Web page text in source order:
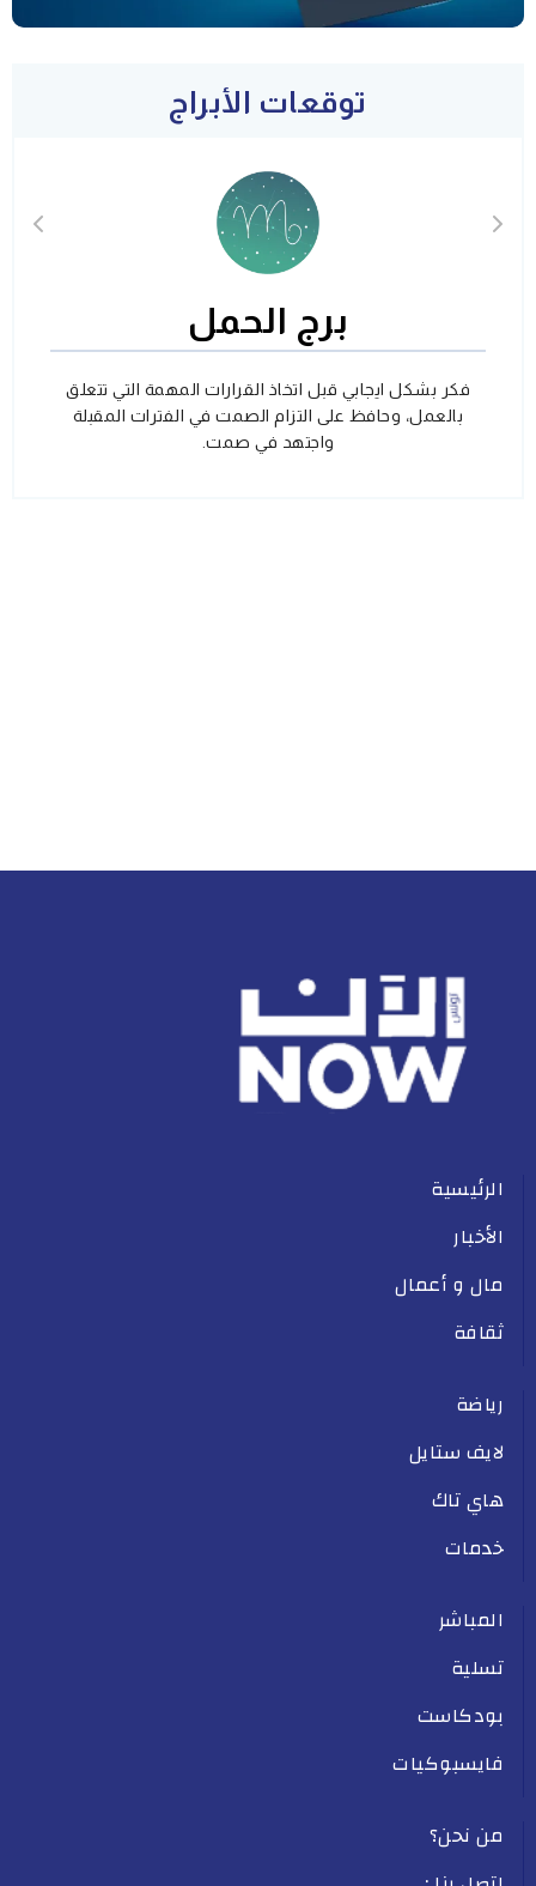
توقعات الأبراج
برج الحمل
فكر بشكل ايجابي قبل اتخاذ القرارات المهمة التي تتعلق
بالعمل، وحافظ على التزام الصمت في الفترات المقبلة
واجتهد في صمت.
الرئيسية
الأخبار
مال و أعمال
ثقافة
رياضة
لايف ستايل
هاي تاك
خدمات
المباشر
تسلية
بودكاست
فايسبوكيات
من نحن؟